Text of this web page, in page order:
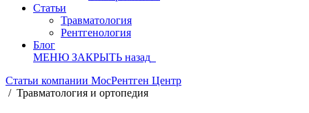
Статьи
Травматология
Рентгенология
Блог
МЕНЮ ЗАКРЫТЬ назад
Статьи компании МосРентген Центр
/ Травматология и ортопедия